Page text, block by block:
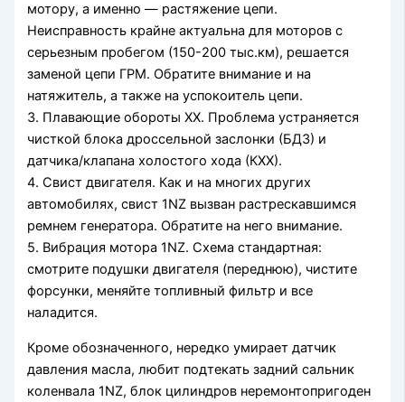
мотору, а именно — растяжение цепи.
Неисправность крайне актуальна для моторов с
серьезным пробегом (150-200 тыс.км), решается
заменой цепи ГРМ. Обратите внимание и на
натяжитель, а также на успокоитель цепи.
3. Плавающие обороты ХХ. Проблема устраняется
чисткой блока дроссельной заслонки (БДЗ) и
датчика/клапана холостого хода (КХХ).
4. Свист двигателя. Как и на многих других
автомобилях, свист 1NZ вызван растрескавшимся
ремнем генератора. Обратите на него внимание.
5. Вибрация мотора 1NZ. Схема стандартная:
смотрите подушки двигателя (переднюю), чистите
форсунки, меняйте топливный фильтр и все
наладится.
Кроме обозначенного, нередко умирает датчик
давления масла, любит подтекать задний сальник
коленвала 1NZ, блок цилиндров неремонтопригоден